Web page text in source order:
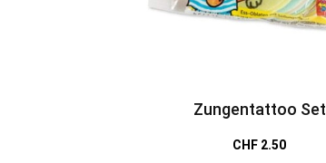
Zungentattoo Set
CHF 2.50